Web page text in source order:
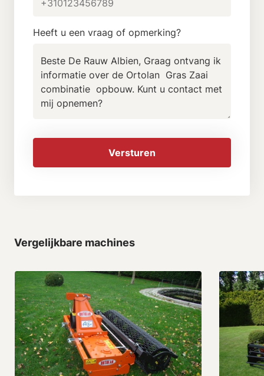
Heeft u een vraag of opmerking?
Versturen
Vergelijkbare machines